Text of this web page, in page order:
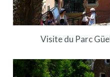
Visite du Parc